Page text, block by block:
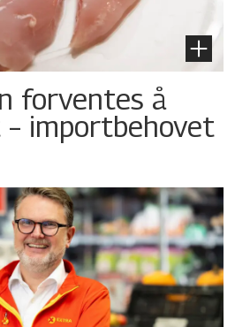
forventes å
importbehovet